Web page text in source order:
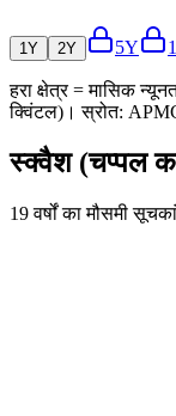
1Y 2Y 5Y
हरा क्षेत्र = मासिक
क्विंटल)। स्रोत:
स्क्वैश (चप्पल
19 वर्षों का मौसमी